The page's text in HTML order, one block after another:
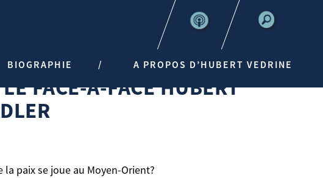
BIOGRAPHIE A PROPOS D’HUBERT VEDRINE
FACE-À-FACE HUBERT
la paix se joue au Moyen-Orient?